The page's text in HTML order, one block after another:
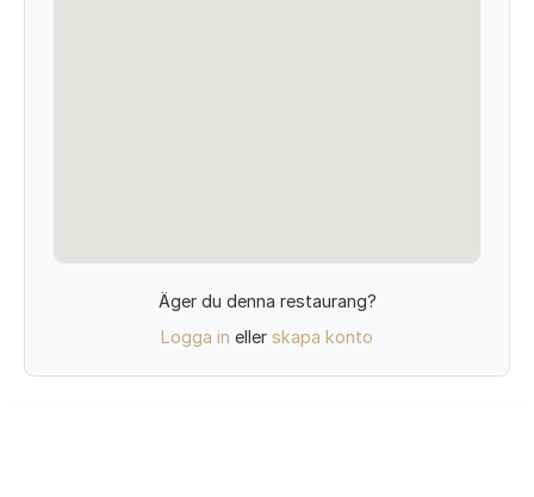
Äger du denna restaurang?
Logga in eller skapa konto